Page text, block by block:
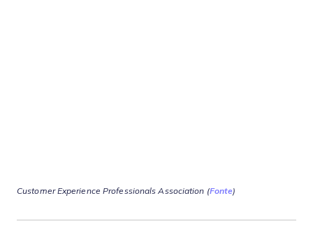
Customer Experience Professionals Association (Fonte)